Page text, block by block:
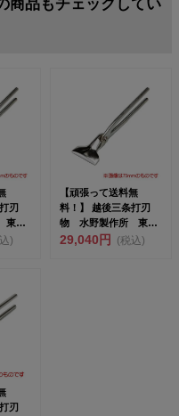
商品もチェックしてい
刃
東京
ム
)
【頑張って送料無
料！】 越後三条打刃
物 水野製作所 東京
一光 平掴箸クローム
29,040円 (税込)
刃